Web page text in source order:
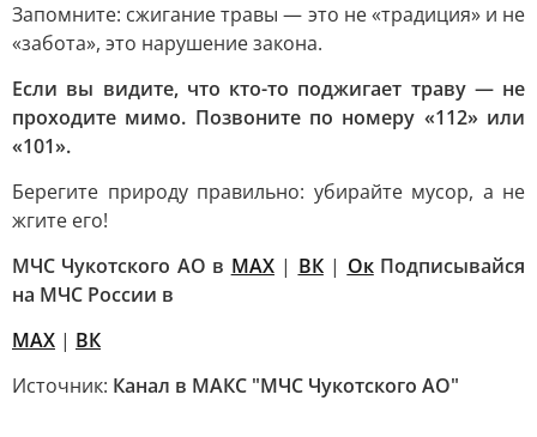
Запомните: сжигание травы — это не «традиция» и не
«забота», это нарушение закона.
Если вы видите, что кто-то поджигает траву — не
проходите мимо. Позвоните по номеру «112» или
«101».
Берегите природу правильно: убирайте мусор, а не
жгите его!
МЧС Чукотского АО в МАХ| ВК| ОкПодписывайся
на МЧС России в
MAX | ВК
Источник: Канал в МАКС "МЧС Чукотского АО"